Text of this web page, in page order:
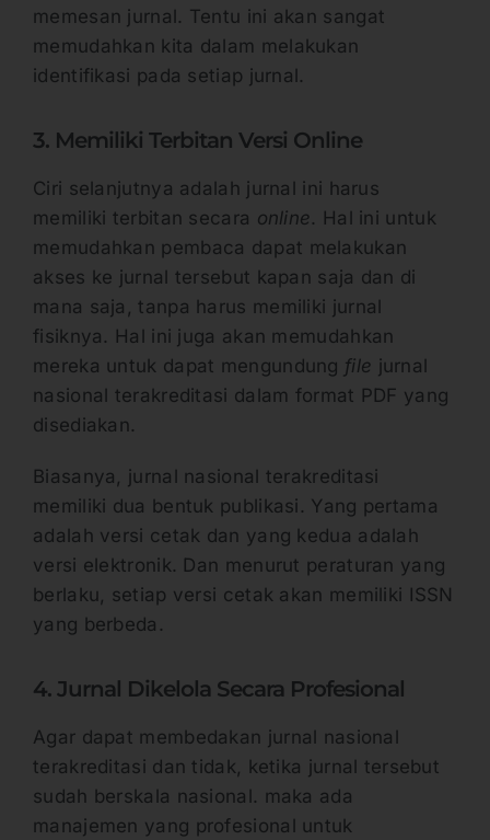
memesan jurnal. Tentu ini akan sangat
memudahkan kita dalam melakukan
identifikasi pada setiap jurnal.
3. Memiliki Terbitan Versi Online
Ciri selanjutnya adalah jurnal ini harus
memiliki terbitan secara online. Hal ini untuk
memudahkan pembaca dapat melakukan
akses ke jurnal tersebut kapan saja dan di
mana saja, tanpa harus memiliki jurnal
fisiknya. Hal ini juga akan memudahkan
mereka untuk dapat mengundung file jurnal
nasional terakreditasi dalam format PDF yang
disediakan.
Biasanya, jurnal nasional terakreditasi
memiliki dua bentuk publikasi. Yang pertama
adalah versi cetak dan yang kedua adalah
versi elektronik. Dan menurut peraturan yang
berlaku, setiap versi cetak akan memiliki ISSN
yang berbeda.
4. Jurnal Dikelola Secara Profesional
Agar dapat membedakan jurnal nasional
terakreditasi dan tidak, ketika jurnal tersebut
sudah berskala nasional. maka ada
manajemen yang profesional untuk